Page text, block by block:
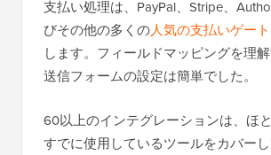
支払い処理は、PayPal、Stripe、
びその他の多くの人気の支払いゲー
します。フィールドマッピングを理
送信フォームの設定は簡単でした。
60以上のインテグレーションは、ほ
すでに使用しているツールをカバーし